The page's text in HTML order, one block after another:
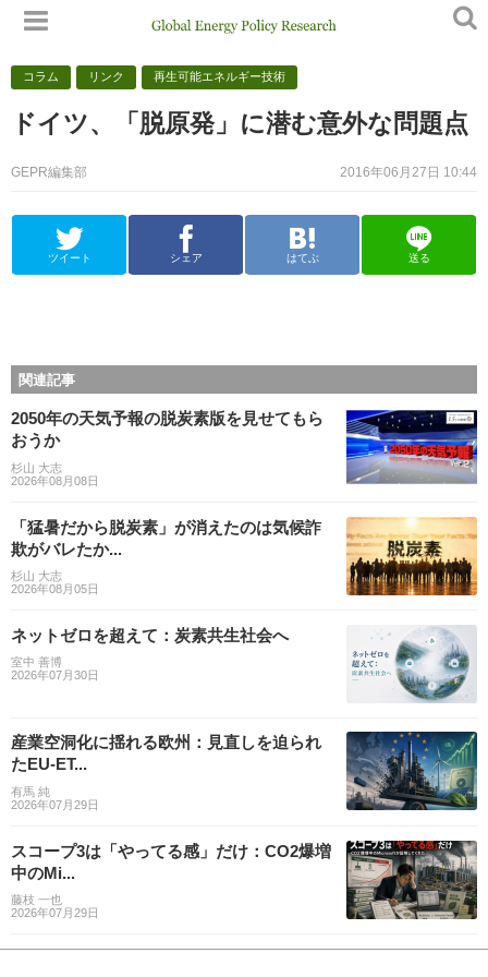
コラム リンク 再生可能エネルギー技術
ドイツ、「脱原発」に潜む意外な問題点
2016年06月27日 10:44
GEPR編集部
ツイート シェア はてぶ 送る
関連記事
2050年の天気予報の脱炭素版を見せてもら
おうか
杉山 大志
2026年08月08日
「猛暑だから脱炭素」が消えたのは気候詐
欺がバレたか...
杉山 大志
2026年08月05日
ネットゼロを超えて：炭素共生社会へ
室中 善博
2026年07月30日
産業空洞化に揺れる欧州：見直しを迫られ
たEU-ET...
有馬 純
2026年07月29日
スコープ3は「やってる感」だけ：CO2爆増
中のMi...
藤枝 一也
2026年07月29日